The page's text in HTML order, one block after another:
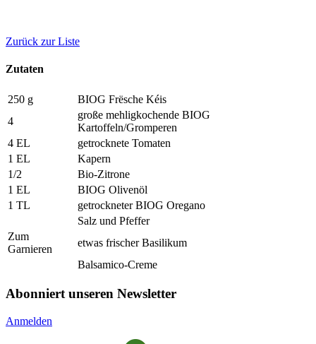
Zurück zur Liste
Zutaten
250 g
BIOG Frësche Kéis
4
große mehligkochende BIOG
Kartoffeln/Gromperen
4 EL
getrocknete Tomaten
1 EL
Kapern
1/2
Bio-Zitrone
1 EL
BIOG Olivenöl
1 TL
getrockneter BIOG Oregano
Salz und Pfeffer
Zum
Garnieren
etwas frischer Basilikum
Balsamico-Creme
Abonniert unseren Newsletter
Anmelden